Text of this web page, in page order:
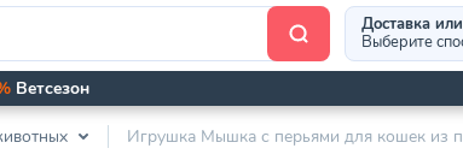
Доставка
Выберите
Ветсезон
Игрушка Мышка с перьями для кошек из